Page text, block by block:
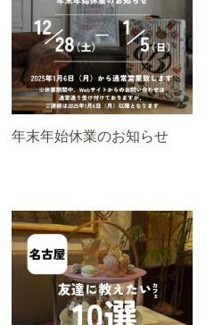
年末年始休業のお知らせ